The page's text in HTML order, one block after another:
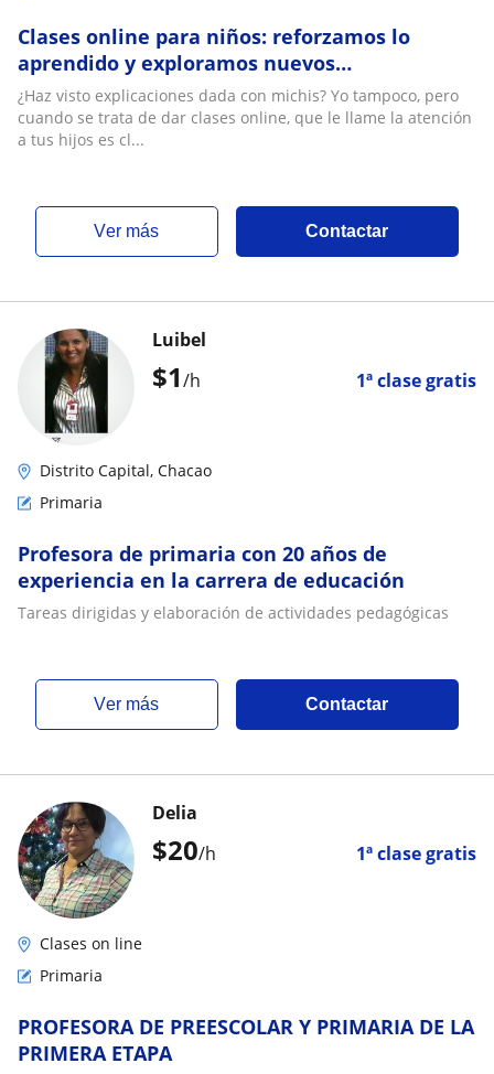
Clases online para niños: reforzamos lo
aprendido y exploramos nuevos
conocimientos con cariño y estructura
¿Haz visto explicaciones dada con michis? Yo tampoco, pero
cuando se trata de dar clases online, que le llame la atención
a tus hijos es cl...
ver más Contactar
$1/h 1ª clase gratis
Luibel
Distrito Capital, Chacao
Primaria
Profesora de primaria con 20 años de
experiencia en la carrera de educación
Tareas dirigidas y elaboración de actividades pedagógicas
ver más Contactar
$20/h 1ª clase gratis
Delia
Clases on line
Primaria
PROFESORA DE PREESCOLAR Y PRIMARIA DE LA
PRIMERA ETAPA